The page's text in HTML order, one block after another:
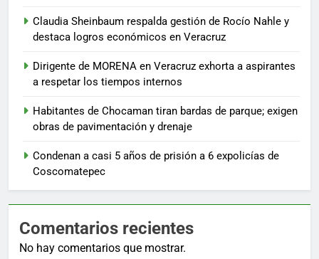
Claudia Sheinbaum respalda gestión de Rocío Nahle y
destaca logros económicos en Veracruz
Dirigente de MORENA en Veracruz exhorta a aspirantes
a respetar los tiempos internos
Habitantes de Chocaman tiran bardas de parque; exigen
obras de pavimentación y drenaje
Condenan a casi 5 años de prisión a 6 expolicías de
Coscomatepec
Comentarios recientes
No hay comentarios que mostrar.